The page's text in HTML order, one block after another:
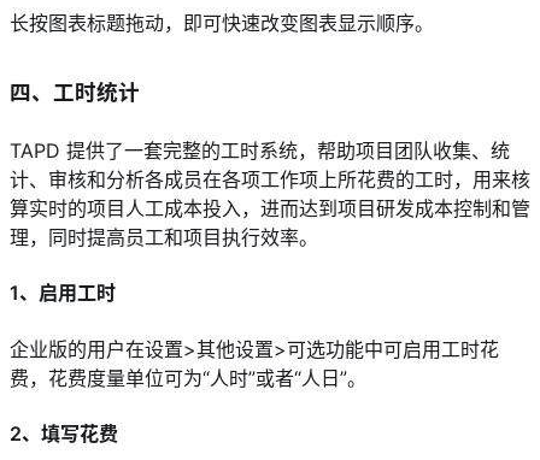
长按图表标题拖动，即可快速改变图表显示顺序。
四、工时统计
TAPD 提供了一套完整的工时系统，帮助项目团队收集、统
计、审核和分析各成员在各项工作项上所花费的工时，用来核
算实时的项目人工成本投入，进而达到项目研发成本控制和管
理，同时提高员工和项目执行效率。
1、启用工时
企业版的用户在设置>其他设置>可选功能中可启用工时花
费，花费度量单位可为“人时”或者“人日”。
2、填写花费